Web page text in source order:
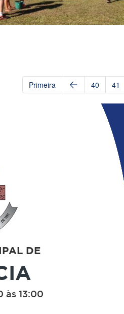
Primeira 40 41
DE
às 13:00